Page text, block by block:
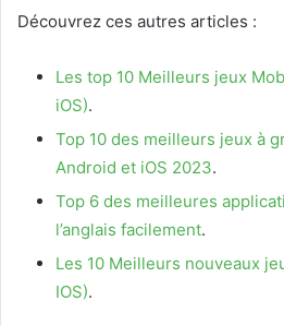
Découvrez ces autres articles :
Les top 10 Meilleurs jeux
iOS).
Top 10 des meilleurs jeux à
Android et iOS 2023.
Top 6 des meilleures
l’anglais facilement.
Les 10 Meilleurs nouveaux
IOS).